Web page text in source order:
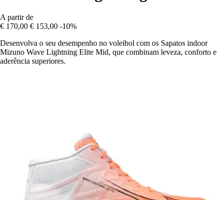
A partir de
€ 170,00 € 153,00 -10%
Desenvolva o seu desempenho no voleibol com os Sapatos indoor
Mizuno Wave Lightning Elite Mid, que combinam leveza, conforto e
aderência superiores.